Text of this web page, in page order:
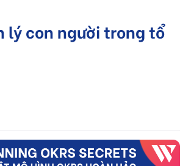
lý con người trong tổ